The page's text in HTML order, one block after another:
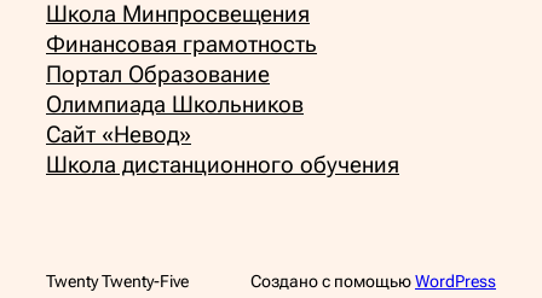
Школа Минпросвещения
Финансовая грамотность
Портал Образование
Олимпиада Школьников
Сайт «Невод»
Школа дистанционного обучения
Twenty Twenty-Five Создано с помощьюWordPress